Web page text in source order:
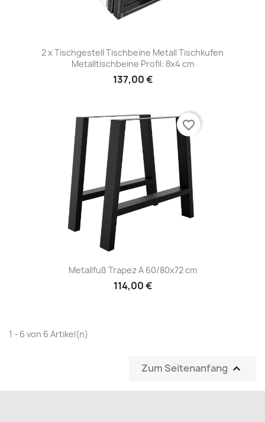
2 x Tischgestell Tischbeine Metall Tischkufen
Metalltischbeine Profil: 8x4 cm
137,00 €
Metallfuß Trapez A 60/80x72 cm
114,00 €
favorite_border
1 - 6 von 6 Artikel(n)
Zum Seitenanfang 